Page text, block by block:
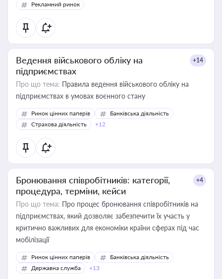
Рекламний ринок
Ведення військового обліку на
підприємствах
+14
Про що тема: Правила ведення військового обліку на
підприємствах в умовах воєнного стану
Ринок цінних паперів
Банківська діяльність
Страхова діяльність
+12
Бронювання співробітників: категорії,
процедура, терміни, кейси
+4
Про що тема: Про процес бронювання співробітників на
підприємствах, який дозволяє забезпечити їх участь у
критично важливих для економіки країни сферах під час
мобілізації
Ринок цінних паперів
Банківська діяльність
Державна служба
+13